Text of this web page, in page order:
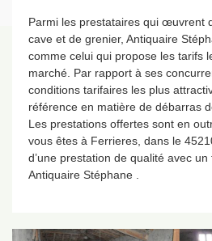
Parmi les prestataires qui œuvrent
cave et de grenier, Antiquaire
comme celui qui propose les tarifs
marché. Par rapport à ses
conditions tarifaires les plus
référence en matière de débarras
Les prestations offertes sont en
vous êtes à Ferrieres, dans le
d’une prestation de qualité avec
Antiquaire Stéphane .